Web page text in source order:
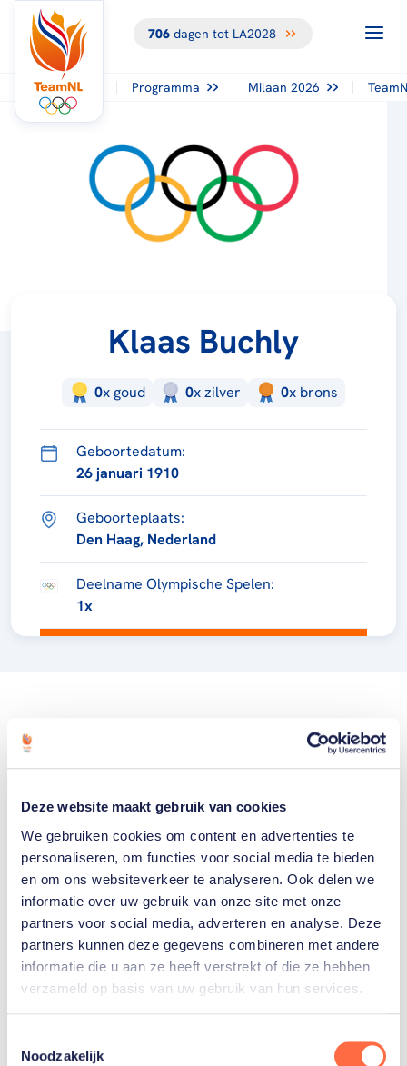
Deze website maakt gebruik van cookies
We gebruiken cookies om content en advertenties te
personaliseren, om functies voor social media te bieden
en om ons websiteverkeer te analyseren. Ook delen we
informatie over uw gebruik van onze site met onze
partners voor social media, adverteren en analyse. Deze
partners kunnen deze gegevens combineren met andere
informatie die u aan ze heeft verstrekt of die ze hebben
verzameld op basis van uw gebruik van hun services.
Noodzakelijk
706dagen tot LA2028
Programma Milaan 2026
Klaas Buchly
0x goud 0xzilver 0x brons
Geboortedatum:
26 januari 1910
Geboorteplaats:
Den Haag, Nederland
Deelname Olympische Spelen:
1x
Welke Nederlanders hebben er
ooit meegedaan aan de
Olympische Spelen?